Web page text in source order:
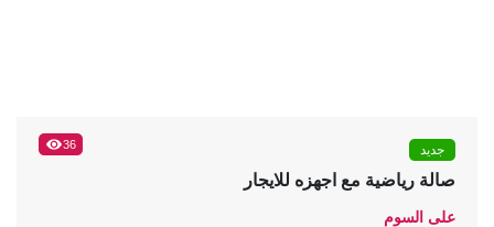
36 جديد
صالة رياضية مع اجهزه للايجار
على السوم